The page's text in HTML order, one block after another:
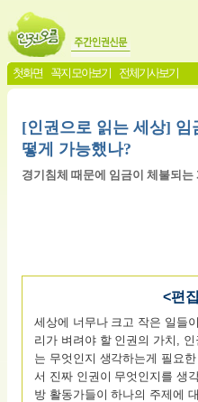
첫화면 꼭지 모아보기 전체기사보기
[인권으로 읽는 세상] 임
떻게 가능했나?
경기침체 때문에 임금이 체불되는
<편
세상에 너무나 크고 작은 일들
리가 벼려야 할 인권의 가치,
는 무엇인지 생각하는게 필요
서 진짜 인권이 무엇인지를 생
방 활동가들이 하나의 주제에